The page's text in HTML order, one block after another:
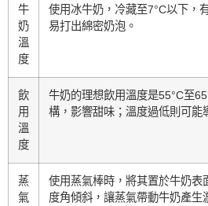
牛
奶
溫
度
使用冰牛奶，冷藏至7°C以下，
易打出綿密奶泡。
飲
用
溫
度
牛奶的理想飲用溫度是55°C至
構，影響甜味；溫度過低則可能
蒸
氣
使用蒸氣棒時，將其置於牛奶表
度角傾斜，讓蒸氣帶動牛奶產生